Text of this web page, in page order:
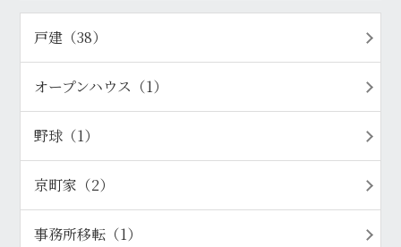
戸建（38）
オープンハウス（1）
野球（1）
京町家（2）
事務所移転（1）